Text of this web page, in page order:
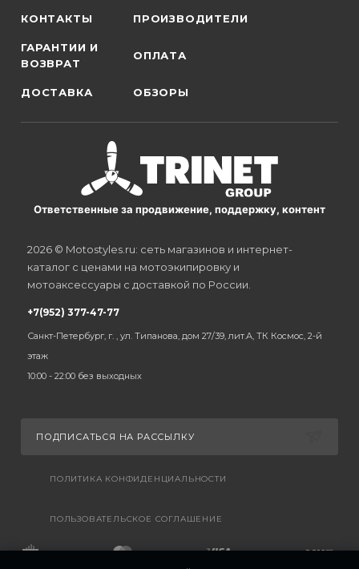
КОНТАКТЫ ПРОИЗВОДИТЕЛИ
ГАРАНТИИ И
ВОЗВРАТ
ОПЛАТА
ДОСТАВКА ОБЗОРЫ
Ответственные за продвижение, поддержку, контент
2026 © Motostyles.ru: сеть магазинов и интернет-
каталог с ценами на мотоэкипировку и
мотоаксессуары с доставкой по России.
+7(952) 377-47-77
Санкт-Петербург, г. , ул. Типанова, дом 27/39, лит.А, ТК Космос, 2-й
этаж
10:00 - 22:00 без выходных
ПОДПИСАТЬСЯ НА РАССЫЛКУ
ПОЛИТИКА КОНФИДЕНЦИАЛЬНОСТИ
ПОЛЬЗОВАТЕЛЬСКОЕ СОГЛАШЕНИЕ